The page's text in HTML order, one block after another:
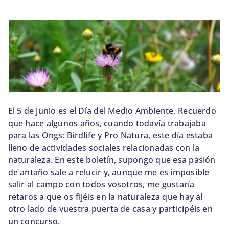
VISITAS
BLOG
SOBRE NOSOTROS
CONTACTO
El 5 de junio es el Día del Medio Ambiente. Recuerdo
que hace algunos años, cuando todavía trabajaba
para las Ongs: Birdlife y Pro Natura, este día estaba
lleno de actividades sociales relacionadas con la
naturaleza. En este boletín, supongo que esa pasión
de antaño sale a relucir y, aunque me es imposible
salir al campo con todos vosotros, me gustaría
retaros a que os fijéis en la naturaleza que hay al
otro lado de vuestra puerta de casa y participéis en
un concurso.